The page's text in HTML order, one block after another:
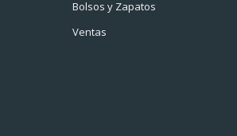
Bolsos y Zapatos
Ventas